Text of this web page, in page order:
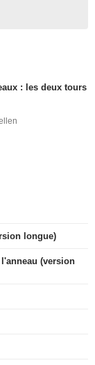
: les deux tours
longue)
(version